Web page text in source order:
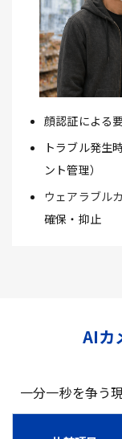
顔認証による
トラブル発生
ント管理）
ウェアラブル
確保・抑止
AIカ
一分一秒を争う